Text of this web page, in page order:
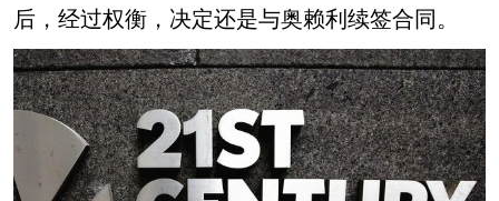
后，经过权衡，决定还是与奥赖利续签合同。